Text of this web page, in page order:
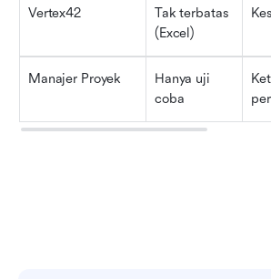
Vertex42
Tak terbatas
(Excel)
Manajer Proyek
Hanya uji
coba